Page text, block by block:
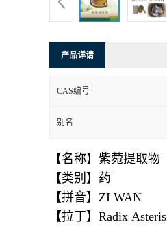
产品详请
CAS编号
别名
【名称】紫菀提取物
【类别】药
【拼音】ZI WAN
【拉丁】Radix Asteris